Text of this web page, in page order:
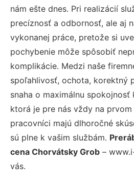
nám ešte dnes. Pri realizácií
precíznosť a odbornosť, ale aj
vykonanej práce, pretože si
pochybenie môže spôsobiť
komplikácie. Medzi naše
spoľahlivosť, ochota, korektný
snaha o maximálnu spokojnosť
ktorá je pre nás vždy na prvom
pracovníci majú dlhoročné
sú plne k vašim službám.
cena Chorvátsky Grob –
vás.